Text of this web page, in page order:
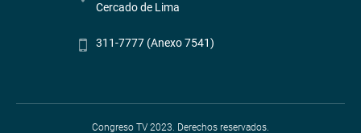
Cercado de Lima
311-7777 (Anexo 7541)
Congreso TV 2023. Derechos reservados.